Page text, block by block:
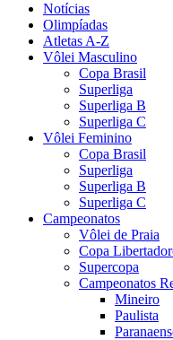
Notícias
Olimpíadas
Atletas A-Z
Vôlei Masculino
Copa Brasil
Superliga
Superliga B
Superliga C
Vôlei Feminino
Copa Brasil
Superliga
Superliga B
Superliga C
Campeonatos
Vôlei de Praia
Copa
Supercopa
Campeonatos
Mineiro
Paulista